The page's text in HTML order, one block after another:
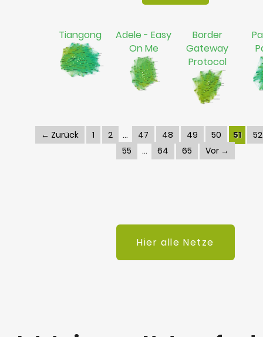
Tiangong
Adele - Easy
On Me
Border
Gateway
Protocol
← Zurück 1 2 47 48 49 50 51
52
55
64 65 Vor →
Hier alle Netze